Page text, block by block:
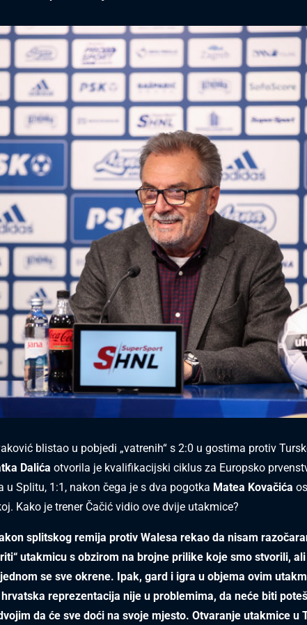
blistao u pobjedi „vatrenih“ s 2:0 u gostima protiv
Dalića otvorila je kvalifikacijski ciklus za Europsko
u Splitu, 1:1, nakon čega je s dva pogotka Matea Kovačića
Kako je trener Čačić vidio ove dvije utakmice?
splitskog remija protiv Walesa rekao da nisam
utakmicu s obzirom na brojne prilike koje smo stvorili,
se sve okrene. Ipak, gard i igra u objema ovim
reprezentacija nije u problemima, da neće biti
da će sve doći na svoje mjesto. Otvaranje utakmice u